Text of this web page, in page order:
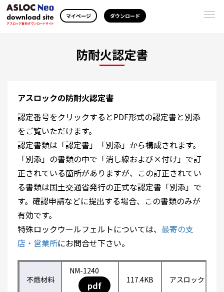
マイページ ダウンロード
防耐火認定書
アスロックの防耐火認定書
認定番号をクリックするとPDF形式の認定書と別添
をご覧いただけます。
認定書類は「認定書」「別添」から構成されます。
「別添」の書類の中で「消し線および×付け」で訂
正されている箇所がありますが、この訂正されてい
る書類は国土交通省発行の正式な認定書「別添」で
す。確認申請などに提出する場合、この書類のみが
有効です。
特殊ロックウールフェルトについては、 最寄の支
店・営業所にお問合せ下さい。
不燃材料
NM-1240
pdf 117.4KB アスロック